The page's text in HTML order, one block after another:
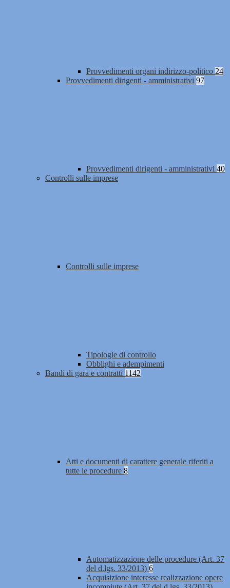
Provvedimenti organi indirizzo-politico 24
Provvedimenti dirigenti - amministrativi 97
Provvedimenti dirigenti - amministrativi 40
Controlli sulle imprese
Controlli sulle imprese
Tipologie di controllo
Obblighi e adempimenti
Bandi di gara e contratti 1142
Atti e documenti di carattere generale riferiti a
tutte le procedure 8
Automatizzazione delle procedure (Art. 37
del d.lgs. 33/2013) 6
Acquisizione interesse realizzazione opere